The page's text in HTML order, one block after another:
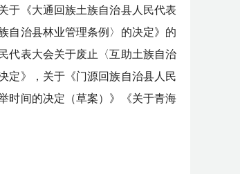
于《大通回族土族自治县人民代表
自治县林业管理条例〉的决定》的
代表大会关于废止〈互助土族自治
定》，关于《门源回族自治县人民
时间的决定（草案）》《关于青海